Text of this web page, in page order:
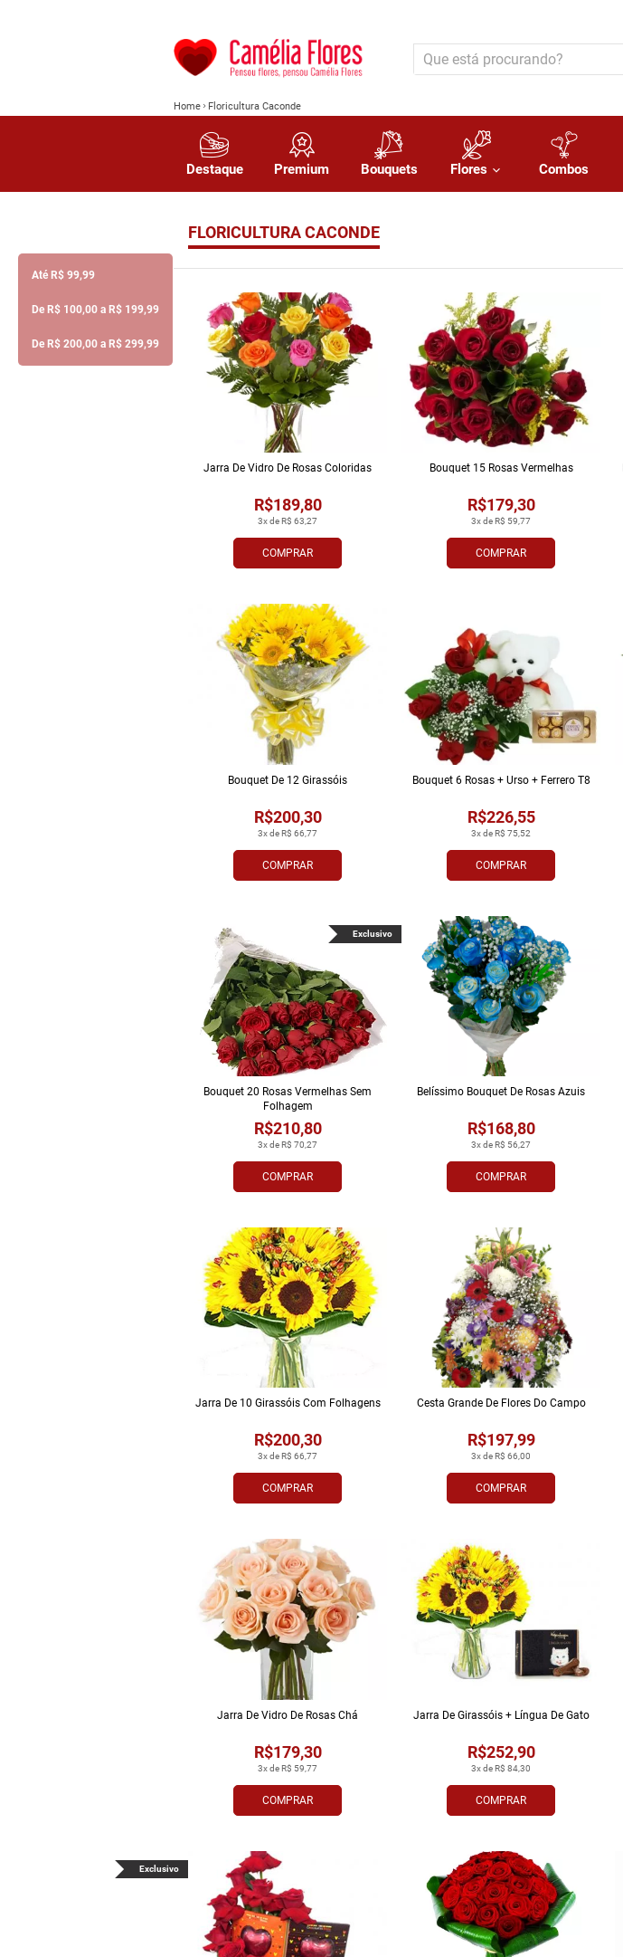
Até R$ 99,99
De R$ 100,00 a R$ 199,99
De R$ 200,00 a R$ 299,99
Destaque Premium Bouquets Flores Combos
Home Floricultura Caconde
FLORICULTURA CACONDE
COMPRAR
3x de R$ 63,27
R$189,80
Jarra De Vidro De Rosas Coloridas
COMPRAR
3x de R$ 59,77
R$179,30
Bouquet 15 Rosas Vermelhas
COMPRAR
3x de R$ 66,77
R$200,30
Bouquet De 12 Girassóis
COMPRAR
3x de R$ 75,52
R$226,55
Bouquet 6 Rosas + Urso + Ferrero T8
COMPRAR
3x de R$ 70,27
R$210,80
Bouquet 20 Rosas Vermelhas Sem
Folhagem
Exclusivo
COMPRAR
3x de R$ 56,27
R$168,80
Belíssimo Bouquet De Rosas Azuis
COMPRAR
3x de R$ 66,77
R$200,30
Jarra De 10 Girassóis Com Folhagens
COMPRAR
3x de R$ 66,00
R$197,99
Cesta Grande De Flores Do Campo
COMPRAR
3x de R$ 59,77
R$179,30
Jarra De Vidro De Rosas Chá
COMPRAR
3x de R$ 84,30
R$252,90
Jarra De Girassóis + Língua De Gato
Exclusivo